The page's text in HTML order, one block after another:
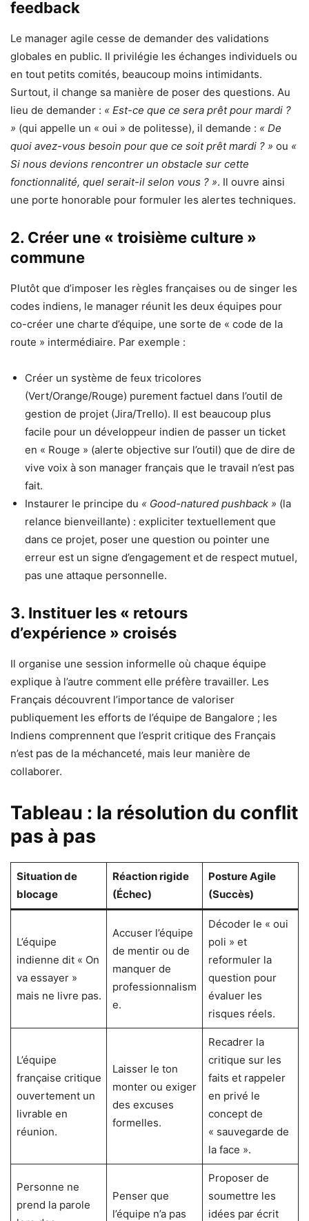
feedback
Le manager agile cesse de demander des validations
globales en public. Il privilégie les échanges individuels ou
en tout petits comités, beaucoup moins intimidants.
Surtout, il change sa manière de poser des questions. Au
lieu de demander : « Est-ce que ce sera prêt pour mardi ?
» (qui appelle un « oui » de politesse), il demande : « De
quoi avez-vous besoin pour que ce soit prêt mardi ? » ou «
Si nous devions rencontrer un obstacle sur cette
fonctionnalité, quel serait-il selon vous ? ». Il ouvre ainsi
une porte honorable pour formuler les alertes techniques.
2. Créer une « troisième culture »
commune
Plutôt que d’imposer les règles françaises ou de singer les
codes indiens, le manager réunit les deux équipes pour
co-créer une charte d’équipe, une sorte de « code de la
route » intermédiaire. Par exemple :
Créer un système de feux tricolores
(Vert/Orange/Rouge) purement factuel dans l’outil de
gestion de projet (Jira/Trello). Il est beaucoup plus
facile pour un développeur indien de passer un ticket
en « Rouge » (alerte objective sur l’outil) que de dire de
vive voix à son manager français que le travail n’est pas
fait.
Instaurer le principe du « Good-natured pushback » (la
relance bienveillante) : expliciter textuellement que
dans ce projet, poser une question ou pointer une
erreur est un signe d’engagement et de respect mutuel,
pas une attaque personnelle.
3. Instituer les « retours
d’expérience » croisés
Il organise une session informelle où chaque équipe
explique à l’autre comment elle préfère travailler. Les
Français découvrent l’importance de valoriser
publiquement les efforts de l’équipe de Bangalore ; les
Indiens comprennent que l’esprit critique des Français
n’est pas de la méchanceté, mais leur manière de
collaborer.
Tableau : la résolution du conflit
pas à pas
Situation de
blocage
Réaction rigide
(Échec)
Posture Agile
(Succès)
L’équipe
indienne dit « On
va essayer »
mais ne livre pas.
Accuser l’équipe
de mentir ou de
manquer de
professionnalism
e.
Décoder le « oui
poli » et
reformuler la
question pour
évaluer les
risques réels.
L’équipe
française critique
ouvertement un
livrable en
réunion.
Laisser le ton
monter ou exiger
des excuses
formelles.
Recadrer la
critique sur les
faits et rappeler
en privé le
concept de
« sauvegarde de
la face ».
Personne ne
prend la parole
Penser que
l’équipe n’a pas
Proposer de
soumettre les
idées par écrit